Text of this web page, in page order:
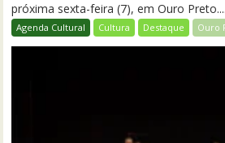
próxima sexta-feira (7), em Ouro Preto....
Agenda Cultural Cultura Destaque Ouro